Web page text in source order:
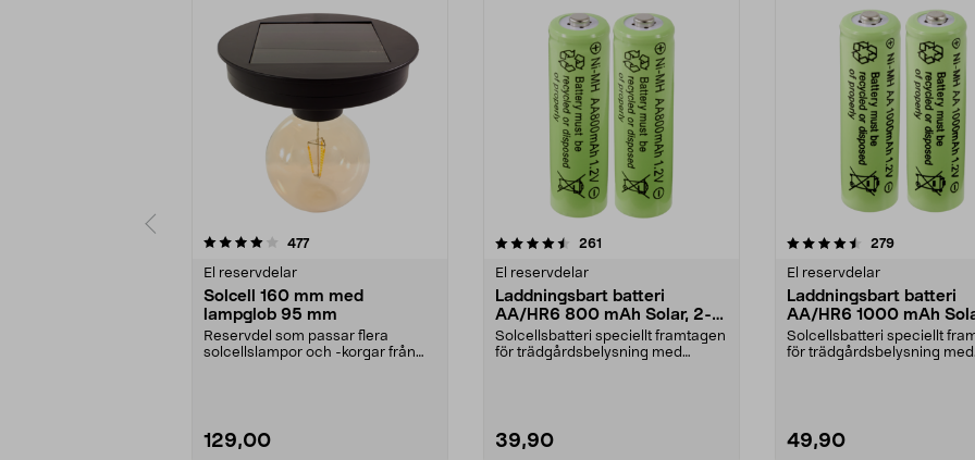
477recensioner
El reservdelar
Solcell 160 mm med
lampglob 95 mm
Reservdel som passar flera
solcellslampor och -korgar från
129,00
4.5 av 5 stjärnor 261
El reservdelar
Laddningsbart batteri
AA/HR6 800 mAh Solar, 2-
pack
Solcellsbatteri speciellt framtagen
för trädgårdsbelysning med
39,90
4.5 av 5 stjärnor 279recensioner
El reservdelar
Laddningsbart batteri
AA/HR6 1000 mAh
pack
Solcellsbatteri speciellt
för trädgårdsbelysning med
49,90
4.5 av 5 stjärnor